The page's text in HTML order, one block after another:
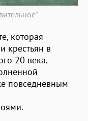
которая
крестьян в
20 века,
повседневным